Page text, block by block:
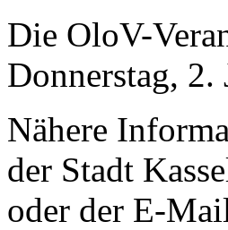
Die OloV-
Donnerstag, 2.
Nähere
der Stadt
oder der E-